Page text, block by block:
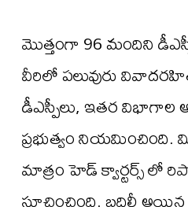
మొత్తంగా 96 మందిని
వీరిలో పలువురు
డీఎస్పీలు, ఇతర విభాగాల
ప్రభుత్వం
మాత్రం హెడ్ క్వార్టర్స్ లో